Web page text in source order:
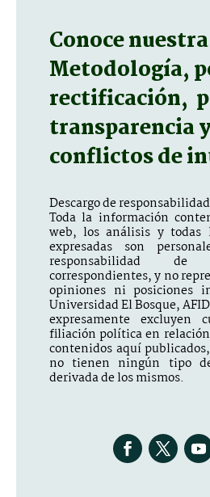
Conoce nuestra
Metodología,
rectificación,
transparencia
conflictos de
Descargo de
Toda la información
web, los análisis y todas
expresadas son
responsabilidad
correspondientes, y no
opiniones ni posiciones
Universidad El Bosque,
expresamente excluyen
filiación política en
contenidos aquí
no tienen ningún tipo
derivada de los mismos.